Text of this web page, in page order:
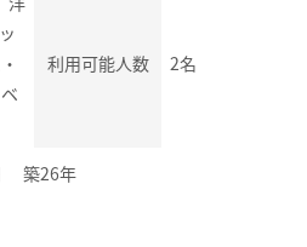
利用可能人数 2名
築26年